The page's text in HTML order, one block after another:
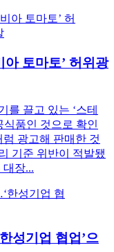
토마토’ 허위광
를 끌고 있는 ‘스테
식품인 것으로 확인
광고해 판매한 것
기준 위반이 적발됐
대장...
성기업 협업’으